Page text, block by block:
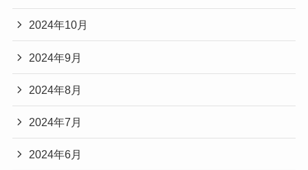
2024年10月
2024年9月
2024年8月
2024年7月
2024年6月